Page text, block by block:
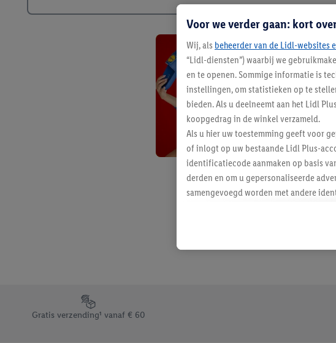
Footerelement met de verschillende USPs van Lidl.be
Gratis verzending¹ vanaf € 60
Voor we verder gaan: kort
Wij, als beheerder van de Lidl-websites
“Lidl-diensten”) waarbij we
en te openen. Sommige informatie is
instellingen, om statistieken op te
bieden. Als u deelneemt aan het Lidl
koopgedrag in de winkel verzameld.
Als u hier uw toestemming geeft voor
of inlogt op uw bestaande Lidl Plus-
identificatiecode aanmaken op basis
derden en om u gepersonaliseerde
samengevoegd worden met andere
Als u hiermee akkoord gaat, kunnen
u interesse hebt getoond
niet te kopen), ook op verschillende
Onder “Aanpassen” kunt u
Door op “weigeren” te klikken, kunt u
“aanvaarden” te klikken, stemt u in